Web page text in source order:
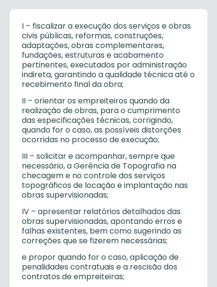
I – fiscalizar a execução dos serviços e obras
civis públicas, reformas, construções,
adaptações, obras complementares,
fundações, estruturas e acabamento
pertinentes, executados por administração
indireta, garantindo a qualidade técnica até o
recebimento final da obra;
II – orientar os empreiteiros quando da
realização de obras, para o cumprimento
das especificações técnicas, corrigindo,
quando for o caso, as possíveis distorções
ocorridas no processo de execução;
III – solicitar e acompanhar, sempre que
necessário, a Gerência de Topografia na
checagem e no controle dos serviços
topográficos de locação e implantação nas
obras supervisionadas;
IV – apresentar relatórios detalhados das
obras supervisionadas, apontando erros e
falhas existentes, bem como sugerindo as
correções que se fizerem necessárias;
e propor quando for o caso, aplicação de
penalidades contratuais e a rescisão dos
contratos de empreiteiras;